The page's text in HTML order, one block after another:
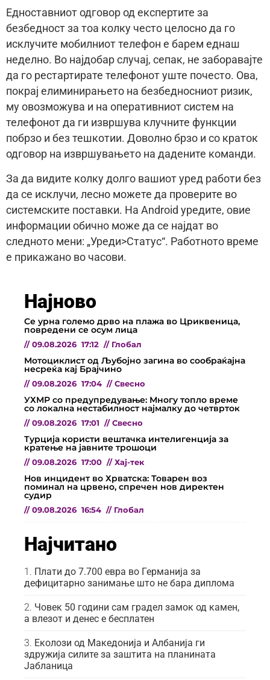
Едноставниот одговор од експертите за
безбедност за тоа колку често целосно да го
исклучите мобилниот телефон е барем еднаш
неделно. Во најдобар случај, сепак, не заборавајте
да го рестартирате телефонот уште почесто. Ова,
покрај елиминирањето на безбедносниот ризик,
му овозможува и на оперативниот систем на
телефонот да ги извршува клучните функции
побрзо и без тешкотии. Доволно брзо и со краток
одговор на извршувањето на дадените команди.
За да видите колку долго вашиот уред работи без
да се исклучи, лесно можете да проверите во
системските поставки. На Android уредите, овие
информации обично може да се најдат во
следното мени: „Уреди>Статус“. Работното време
е прикажано во часови.
Најново
Се урна големо дрво на плажа во Цриквеница,
повредени се осум лица
// 09.08.2026 17:12 // Глобал
Мотоциклист од Љубојно загина во сообраќајна
несреќа кај Брајчино
// 09.08.2026 17:04 // Свесно
УХМР со предупредување: Многу топло време
со локална нестабилност најмалку до четврток
// 09.08.2026 17:01 // Свесно
Турција користи вештачка интелигенција за
кратење на јавните трошоци
// 09.08.2026 17:00 // Хај-тек
Нов инцидент во Хрватска: Товарен воз
поминал на црвено, спречен нов директен
судир
// 09.08.2026 16:54 // Глобал
Најчитано
Плати до 7.700 евра во Германија за
дефицитарно занимање што не бара диплома
Човек 50 години сам градел замок од камен,
а влезот и денес е бесплатен
Еколози од Македонија и Албанија ги
здружија силите за заштита на планината
Јабланица